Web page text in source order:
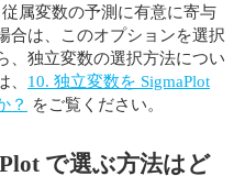
属変数の予測に有意に寄与
合は、このオプションを選択
、独立変数の選択方法につい
10. 独立変数を SigmaPlot
？ をご覧ください。
で選ぶ方法はど